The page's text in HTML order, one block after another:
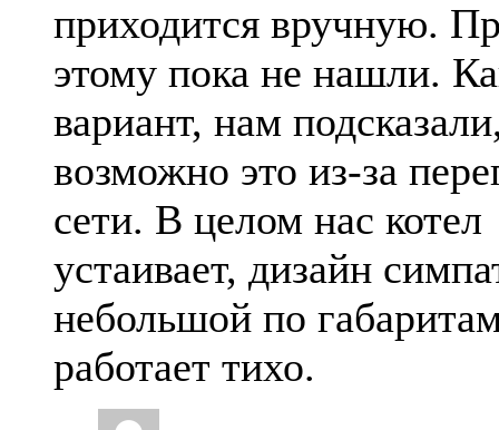
приходится вручную.
этому пока не нашли.
вариант, нам
возможно это из-за
сети. В целом нас котел
устаивает, дизайн
небольшой по
работает тихо.